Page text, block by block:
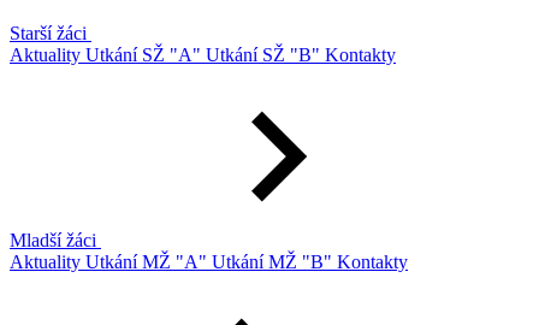
Starší žáci
Aktuality Utkání SŽ "A" Utkání SŽ "B" Kontakty
Mladší žáci
Aktuality Utkání MŽ "A" Utkání MŽ "B" Kontakty